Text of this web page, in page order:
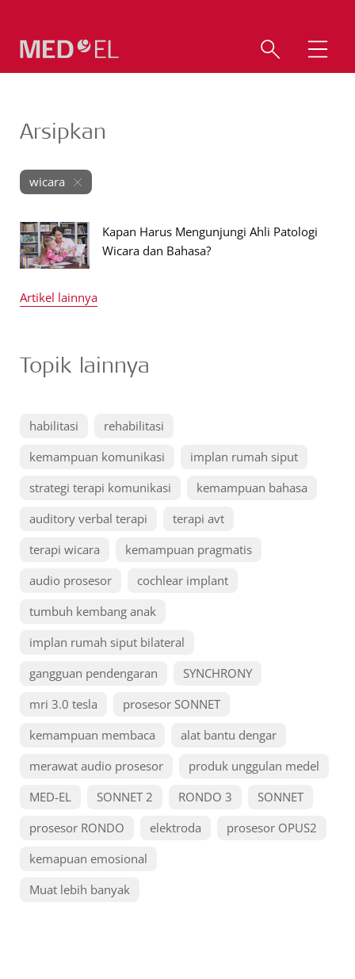
Arsipkan
wicara
Kapan Harus Mengunjungi Ahli Patologi
Wicara dan Bahasa?
Artikel lainnya
Topik lainnya
habilitasi
rehabilitasi
kemampuan komunikasi
implan rumah siput
strategi terapi komunikasi
kemampuan bahasa
auditory verbal terapi
terapi avt
terapi wicara
kemampuan pragmatis
audio prosesor
cochlear implant
tumbuh kembang anak
implan rumah siput bilateral
gangguan pendengaran
SYNCHRONY
mri 3.0 tesla
prosesor SONNET
kemampuan membaca
alat bantu dengar
merawat audio prosesor
produk unggulan medel
MED-EL
SONNET 2 RONDO 3
SONNET
prosesor RONDO
elektroda
prosesor OPUS2
kemapuan emosional
Muat lebih banyak